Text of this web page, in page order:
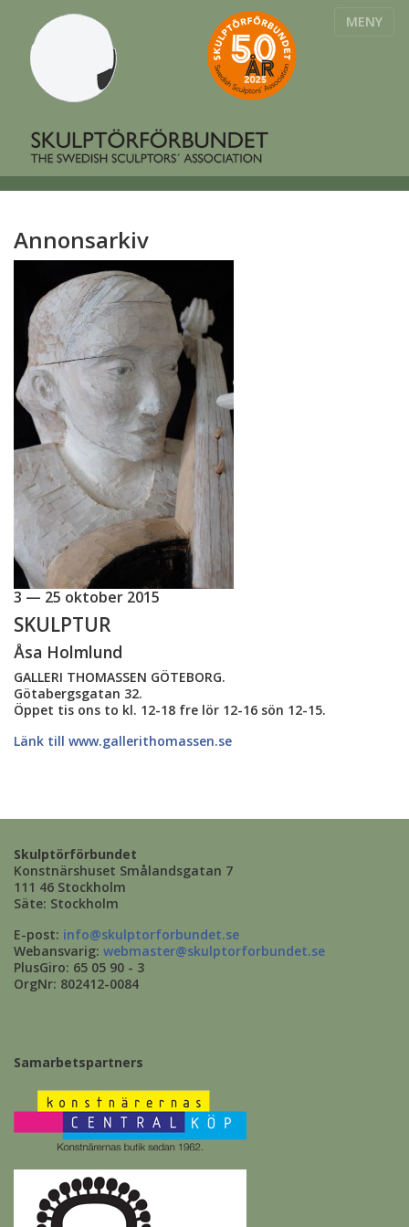
MENY
Annonsarkiv
3 — 25 oktober 2015
SKULPTUR
Åsa Holmlund
GALLERI THOMASSEN GÖTEBORG.
Götabergsgatan 32.
Öppet tis ons to kl. 12-18 fre lör 12-16 sön 12-15.
Länk till www.gallerithomassen.se
Skulptörförbundet
Konstnärshuset Smålandsgatan 7
111 46 Stockholm
Säte: Stockholm
E-post: info@skulptorforbundet.se
Webansvarig: webmaster@skulptorforbundet.se
PlusGiro: 65 05 90 - 3
OrgNr: 802412-0084
Samarbetspartners